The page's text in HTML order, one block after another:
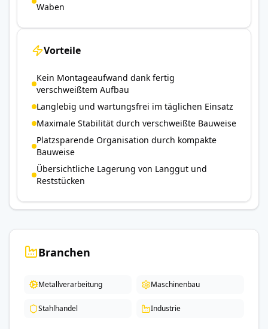
Waben
Vorteile
Kein Montageaufwand dank fertig
verschweißtem Aufbau
Langlebig und wartungsfrei im täglichen Einsatz
Maximale Stabilität durch verschweißte Bauweise
Platzsparende Organisation durch kompakte
Bauweise
Übersichtliche Lagerung von Langgut und
Reststücken
Branchen
Metallverarbeitung Maschinenbau
Stahlhandel Industrie